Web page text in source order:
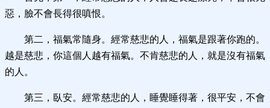
惡，臉不會長得很嗔恨。
第二，福氣常隨身。經常慈悲的人，福氣是跟著你跑的。
越是慈悲，你這個人越有福氣。不肯慈悲的人，就是沒有福氣
的人。
第三，臥安。經常慈悲的人，睡覺睡得著，很平安，不會